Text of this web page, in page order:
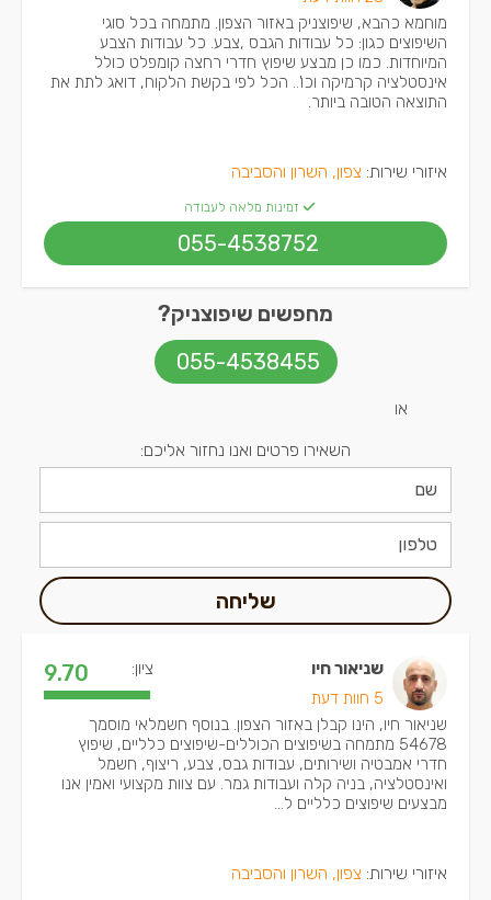
מוחמא כהבא, שיפוצניק באזור הצפון. מתמחה בכל סוגי
השיפוצים כגון: כל עבודות הגבס ,צבע. כל עבודות הצבע
המיוחדות. כמו כן מבצע שיפוץ חדרי רחצה קומפלט כולל
אינסטלציה קרמיקה וכו'.. הכל לפי בקשת הלקוח, דואג לתת את
התוצאה הטובה ביותר.
איזורי שירות: צפון, השרון והסביבה
זמינות מלאה לעבודה
055-4538752
מחפשים שיפוצניק?
055-4538455
או
השאירו פרטים ואנו נחזור אליכם:
שליחה
שניאור חיו
5 חוות דעת
ציון: 9.70
שניאור חיו, הינו קבלן באזור הצפון. בנוסף חשמלאי מוסמך
54678 מתמחה בשיפוצים הכוללים-שיפוצים כלליים, שיפוץ
חדרי אמבטיה ושירותים, עבודות גבס, צבע, ריצוף, חשמל
ואינסטלציה, בניה קלה ועבודות גמר. עם צוות מקצועי ואמין אנו
מבצעים שיפוצים כלליים ל...
איזורי שירות: צפון, השרון והסביבה